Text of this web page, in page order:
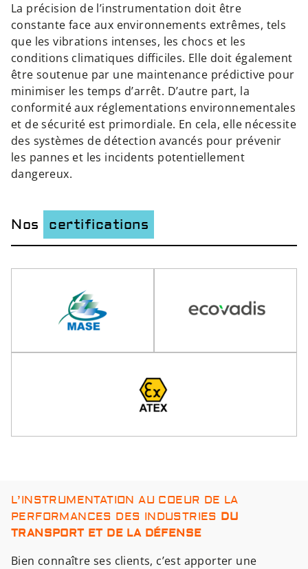
La précision de l’instrumentation doit être
constante face aux environnements extrêmes, tels
que les vibrations intenses, les chocs et les
conditions climatiques difficiles. Elle doit également
être soutenue par une maintenance prédictive pour
minimiser les temps d’arrêt. D’autre part, la
conformité aux réglementations environnementales
et de sécurité est primordiale. En cela, elle nécessite
des systèmes de détection avancés pour prévenir
les pannes et les incidents potentiellement
dangereux.
Nos certifications
L’INSTRUMENTATION AU COEUR DE LA
PERFORMANCES DES INDUSTRIES DU
TRANSPORT ET DE LA DÉFENSE
Bien connaître ses clients, c’est apporter une